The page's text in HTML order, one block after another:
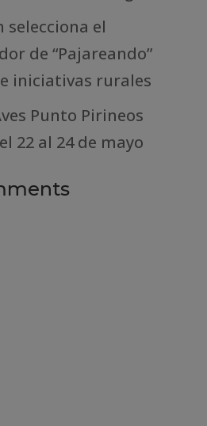
selecciona el
de “Pajareando”
iniciativas rurales
Punto Pirineos
22 al 24 de mayo